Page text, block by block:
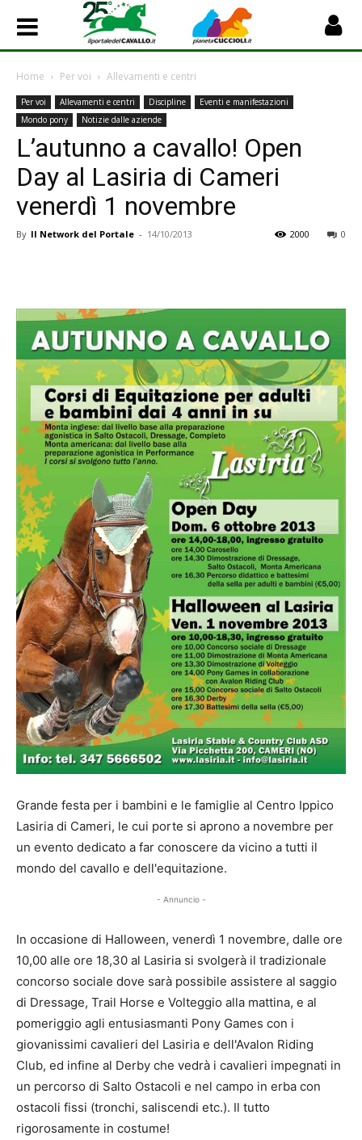
Home Per voi Allevamenti e centri
Per voi Allevamenti e centri Discipline
Eventi e manifestazioni
Mondo pony
Notizie dalle aziende
L’autunno a cavallo! Open
Day al Lasiria di Cameri
venerdì 1 novembre
By Il Network del Portale - 14/10/2013 0
2000
Grande festa per i bambini e le famiglie al Centro Ippico
Lasiria di Cameri, le cui porte si aprono a novembre per
un evento dedicato a far conoscere da vicino a tutti il
mondo del cavallo e dell'equitazione.
- Annuncio -
In occasione di Halloween, venerdì 1 novembre, dalle ore
10,00 alle ore 18,30 al Lasiria si svolgerà il tradizionale
concorso sociale dove sarà possibile assistere al saggio
di Dressage, Trail Horse e Volteggio alla mattina, e al
pomeriggio agli entusiasmanti Pony Games con i
giovanissimi cavalieri del Lasiria e dell'Avalon Riding
Club, ed infine al Derby che vedrà i cavalieri impegnati in
un percorso di Salto Ostacoli e nel campo in erba con
ostacoli fissi (tronchi, saliscendi etc.). Il tutto
rigorosamente in costume!